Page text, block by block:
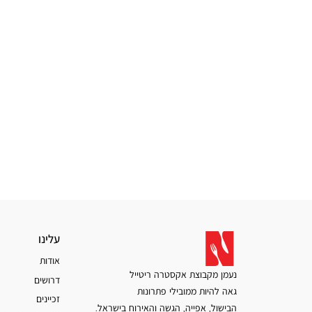
נעמן מקבוצת אקסטרה ריטייל
גאה להיות ממובילי פתרונות
הבישול, אפייה, הגשה והאירוח בישראל.
עלינו
עלינו
אודות
דרושים
זכיינים